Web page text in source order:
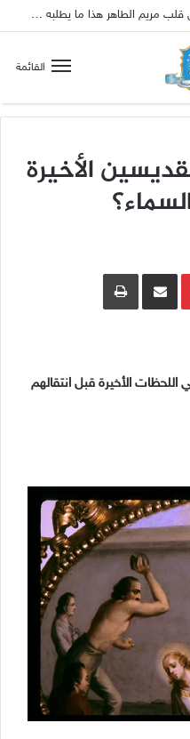
القائمة
الأخيرة
Pinterestمشاركة عبر البريد طباعة
في اللحظات الأخيرة قبل انتقالهم